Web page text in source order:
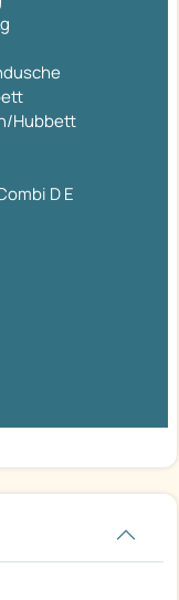
Hubbett
D E